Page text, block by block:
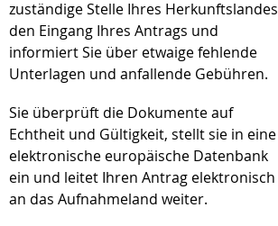
zuständige Stelle Ihres Herkunftslandes
den Eingang Ihres Antrags und
informiert Sie über etwaige fehlende
Unterlagen und anfallende Gebühren.
Sie überprüft die Dokumente auf
Echtheit und Gültigkeit, stellt sie in eine
elektronische europäische Datenbank
ein und leitet Ihren Antrag elektronisch
an das Aufnahmeland weiter.